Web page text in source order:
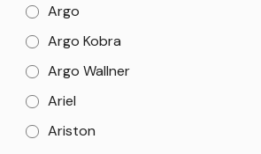
Argo
Argo Kobra
Argo Wallner
Ariel
Ariston